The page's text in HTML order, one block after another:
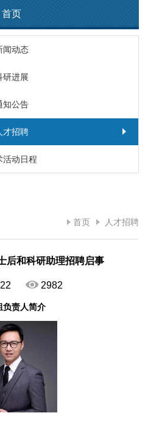
首页
闻动态
研进展
知公告
才招聘
活动日程
首页 人才招聘
后和科研助理招聘启事
2982
负责人简介